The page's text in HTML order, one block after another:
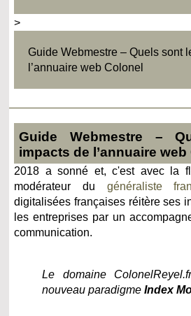
>
Guide Webmestre – Quels sont
l’annuaire web Colonel
Guide Webmestre –
impacts de l’annuaire
2018 a sonné et, c'est avec la
modérateur du généraliste
digitalisées françaises réitère ses
les entreprises par un
communication.
Le domaine
nouveau paradigmeIndex